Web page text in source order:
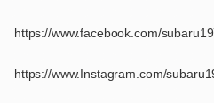
https://www.facebook.com/
https://www.Instagram.com/